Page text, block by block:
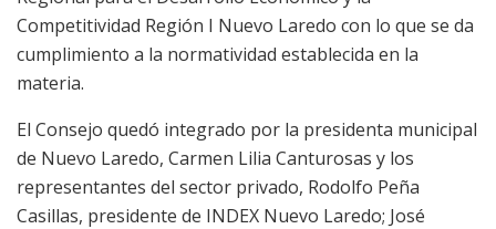
Competitividad Región I Nuevo Laredo con lo que se da
cumplimiento a la normatividad establecida en la
materia.
El Consejo quedó integrado por la presidenta municipal
de Nuevo Laredo, Carmen Lilia Canturosas y los
representantes del sector privado, Rodolfo Peña
Casillas, presidente de INDEX Nuevo Laredo; José